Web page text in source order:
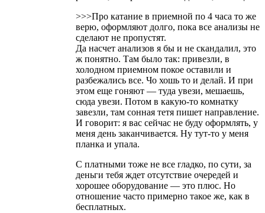
>>>Про катание в приемной по 4 часа то же
верю, оформляют долго, пока все анализы не
сделают не пропустят.
Да насчет анализов я бы и не скандалил, это
ж понятно. Там было так: привезли, в
холодном приемном покое оставили и
разбежались все. Чо хошь то и делай. И при
этом еще гоняют — туда увези, мешаешь,
сюда увези. Потом в какую-то комнатку
завезли, там сонная тетя пишет направление.
И говорит: я вас сейчас не буду оформлять, у
меня день заканчивается. Ну тут-то у меня
планка и упала.
С платными тоже не все гладко, по сути, за
деньги тебя ждет отсутствие очередей и
хорошее оборудование — это плюс. Но
отношение часто примерно такое же, как в
бесплатных.